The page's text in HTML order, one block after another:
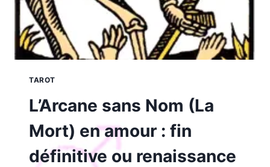
TAROT
L’Arcane sans Nom (La
Mort) en amour : fin
définitive ou renaissance